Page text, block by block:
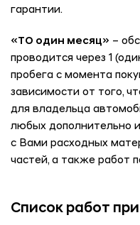
гарантии.
«ТО один месяц» –
проводится через 1
пробега с момента
зависимости от того,
для владельца
любых дополнительно
с Вами расходных
частей, а также работ
Список работ